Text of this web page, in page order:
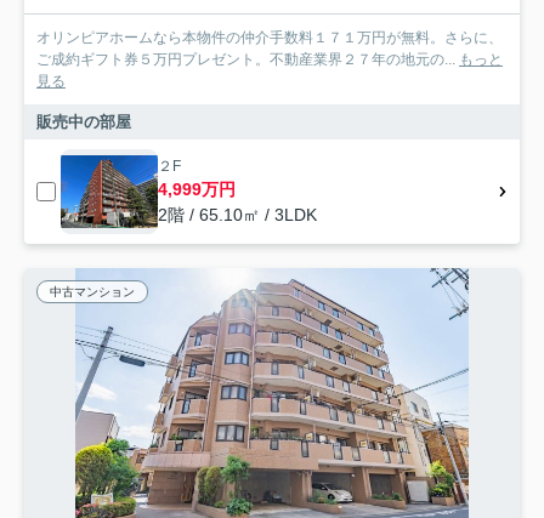
オリンピアホームなら本物件の仲介手数料１７１万円が無料。さらに、
ご成約ギフト券５万円プレゼント。不動産業界２７年の地元の... もっと
見る
販売中の部屋
２F
4,999万円
2階 / 65.10㎡ / 3LDK
中古マンション